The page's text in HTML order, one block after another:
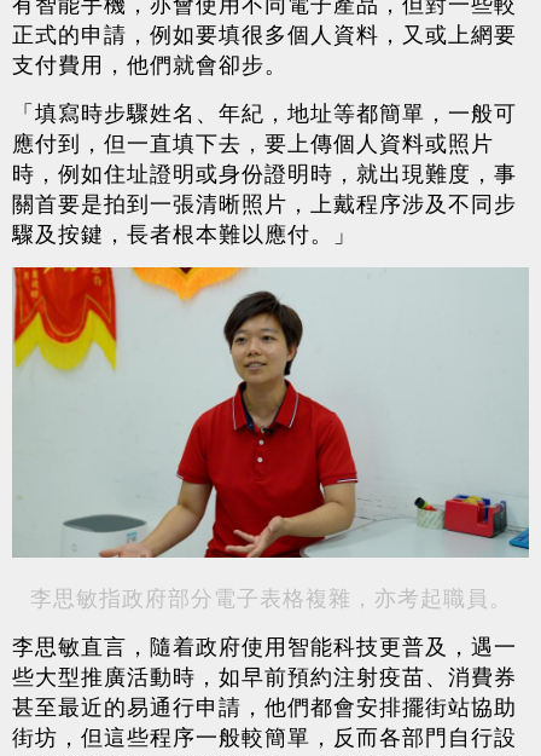
正式的申請，例如要填很多個人資料，又或上網要
支付費用，他們就會卻步。
「填寫時步驟姓名、年紀，地址等都簡單，一般可
應付到，但一直填下去，要上傳個人資料或照片
時，例如住址證明或身份證明時，就出現難度，事
關首要是拍到一張清晰照片，上戴程序涉及不同步
驟及按鍵，長者根本難以應付。」
李思敏指政府部分電子表格複雜，亦考起職員。
李思敏直言，隨着政府使用智能科技更普及，遇一
些大型推廣活動時，如早前預約注射疫苗、消費券
甚至最近的易通行申請，他們都會安排擺街站協助
街坊，但這些程序一般較簡單，反而各部門自行設